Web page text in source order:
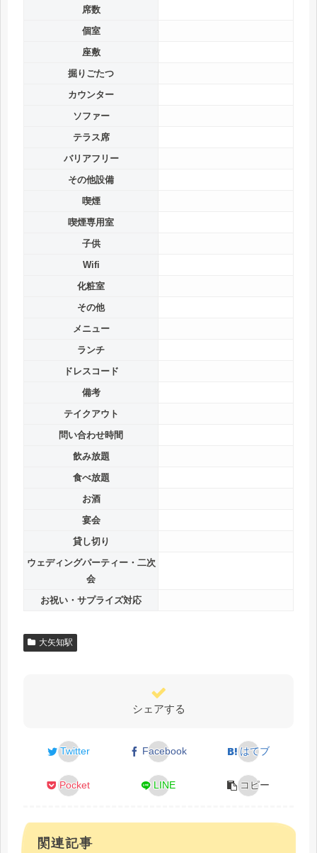
席数
個室
座敷
掘りごたつ
カウンター
ソファー
テラス席
バリアフリー
その他設備
喫煙
喫煙専用室
子供
Wifi
化粧室
その他
メニュー
ランチ
ドレスコード
備考
テイクアウト
問い合わせ時間
飲み放題
食べ放題
お酒
宴会
貸し切り
ウェディングパーティー・二次
会
お祝い・サプライズ対応
大矢知駅
シェアする
Twitter Facebook はてブ
Pocket LINE コピー
関連記事